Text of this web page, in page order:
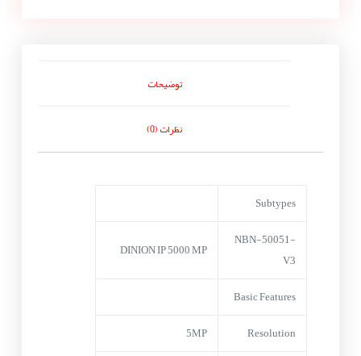
توضیحات
نظرات (0)
Subtypes
NBN-50051-
V3
DINION IP 5000 MP
Basic Features
Resolution
5MP